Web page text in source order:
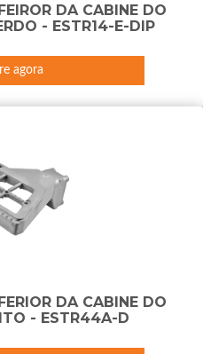
DA CABINE DO
- ESTR14-E-DIP
agora
DA CABINE DO
- ESTR44A-D